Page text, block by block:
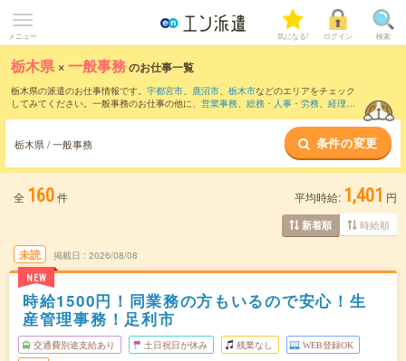
メニュー 気になる! ログイン 検索
栃木県 ×一般事務のお仕事一覧
栃木県の派遣のお仕事情報です。 宇都宮市、 鹿沼市、 栃木市などのエリアをチェック
してみてください。一般事務のお仕事の他に、 営業事務、 総務・人事・労務、 経理・
などのこだわり条件で絞り込んでいただけます。職種辞典：一般事務の
お仕事とは？とは？
栃木県 / 一般事務 条件の変更
全 160件 平均時給: 1,401 円
新着順 時給順
未読
NEW
掲載日 2026/08/08
時給1500円！同業務の方もいるので安心！生
産管理事務！足利市
交通費別途支給あり 土日祝日が休み 残業なし WEB登録OK